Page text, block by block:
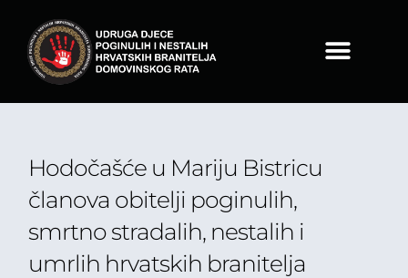
Hodočašće u Mariju Bistricu
članova obitelji poginulih,
smrtno stradalih, nestalih i
umrlih hrvatskih branitelja